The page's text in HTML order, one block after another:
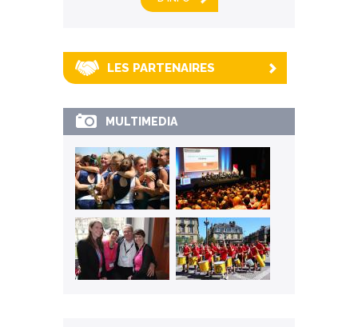
LES PARTENAIRES
MULTIMEDIA